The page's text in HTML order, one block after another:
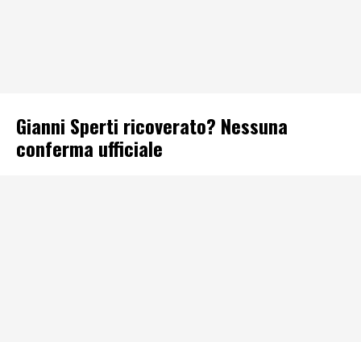
Gianni Sperti ricoverato? Nessuna
conferma ufficiale